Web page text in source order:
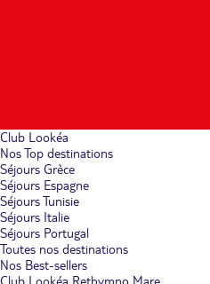
Club Lookéa
Nos Top destinations
Séjours Grèce
Séjours Espagne
Séjours Tunisie
Séjours Italie
Séjours Portugal
Toutes nos destinations
Nos Best-sellers